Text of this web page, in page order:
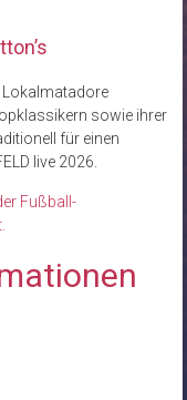
Lokalmatadore
sowie ihrer
für einen
live 2026.
Fußball-